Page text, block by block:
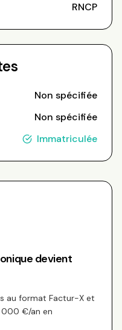
RNCP
Non spécifiée
Non spécifiée
Immatriculée
devient
au format Factur-X et
000 €/an en